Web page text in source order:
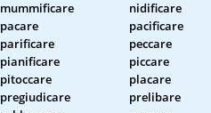
mummificare
nidificare
pacare
pacificare
parificare
peccare
pianificare
piccare
pitoccare
placare
pregiudicare
prelibare